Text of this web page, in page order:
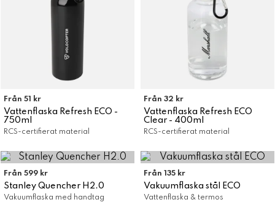
Från 51 kr
Vattenflaska Refresh ECO -
750ml
RCS-certifierat material
Från 32 kr
Vattenflaska Refresh ECO
Clear - 400ml
RCS-certifierat material
Från 599 kr
Stanley Quencher H2.0
Vakuumflaska med handtag
Från 135 kr
Vakuumflaska stål ECO
Vattenflaska & termos